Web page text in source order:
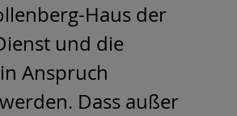
Haus der
und die
Anspruch
Dass außer